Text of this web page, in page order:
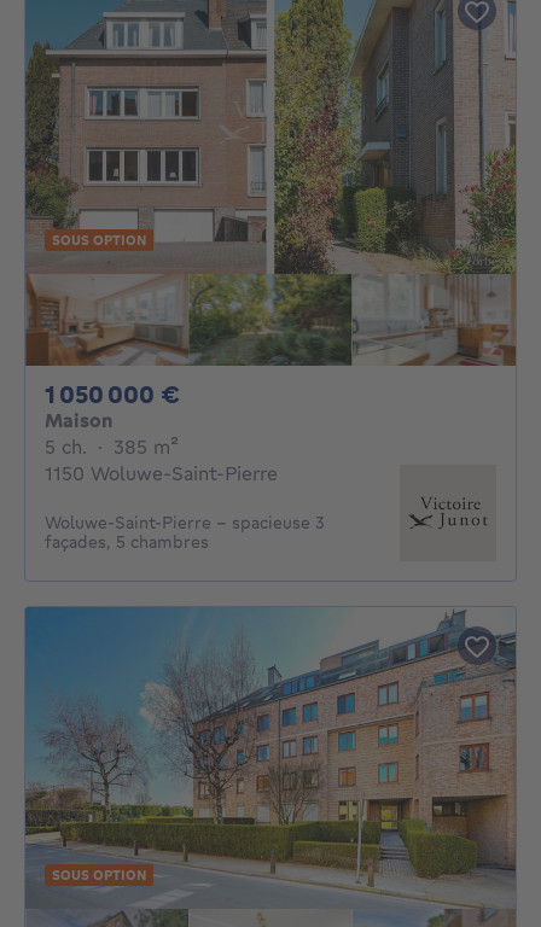
SOUS OPTION
1 050 000 €
Maison
5 ch. 5 chambres
· 385 m²
1150 Woluwe-Saint-Pierre
Woluwe-Saint-Pierre - spacieuse 3
façades, 5 chambres
SOUS OPTION